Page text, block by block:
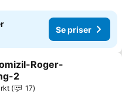
Se priser
till i Mina Favoriter
Roger-
2
17